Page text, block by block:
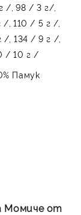
/, 98 / 3 г/,
/, 110 / 5 г /,
/, 134 / 9 г /,
/ 10 г /
Памук
Момиче от